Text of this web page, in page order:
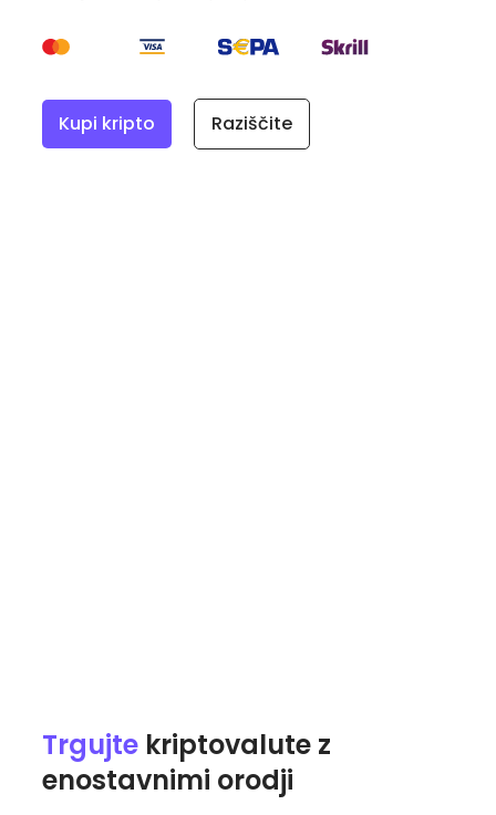
Kupi kripto Raziščite
Trgujte kriptovalute z
enostavnimi orodji